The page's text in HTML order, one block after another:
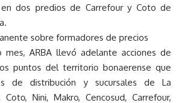
en dos predios de Carrefour y Coto de
sobre formadores de precios
ARBA llevó adelante acciones de
puntos del territorio bonaerense que
de distribución y sucursales de La
Nini, Makro, Cencosud, Carrefour,